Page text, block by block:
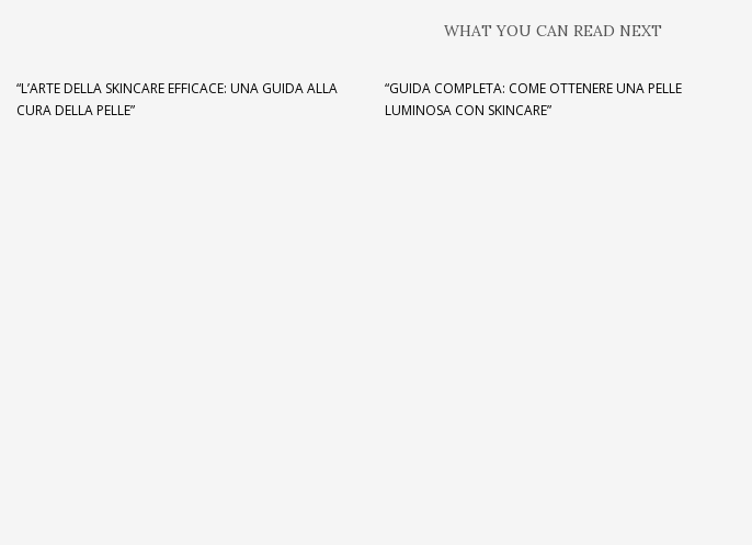
WHAT YOU CAN READ NEXT
“L’ARTE DELLA SKINCARE EFFICACE: UNA GUIDA ALLA
CURA DELLA PELLE”
“GUIDA COMPLETA: COME OTTENERE UNA PELLE
LUMINOSA CON SKINCARE”